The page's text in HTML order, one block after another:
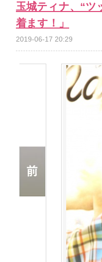
玉城ティナ、“ツ
着ます！」
2019-06-17 20:29